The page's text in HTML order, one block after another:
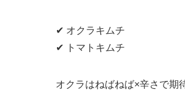
✔ オクラキムチ
✔ トマトキムチ
オクラはねばねば×辛さで期